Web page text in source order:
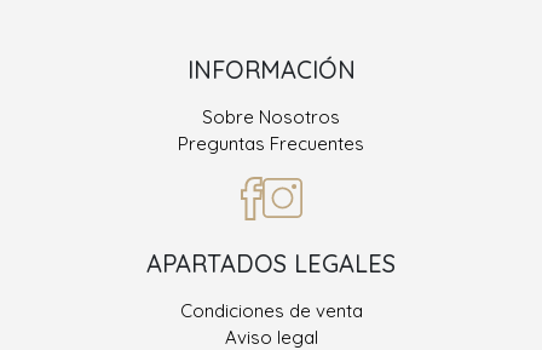
INFORMACIÓN
Sobre Nosotros
Preguntas Frecuentes
APARTADOS LEGALES
Condiciones de venta
Aviso legal